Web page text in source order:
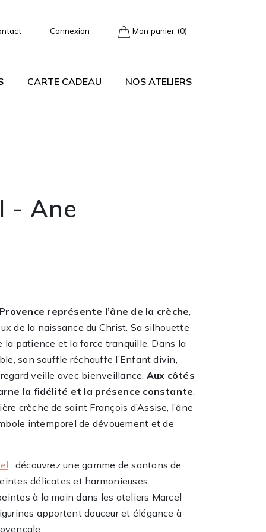
Connexion Mon panier (0)
CARTE CADEAU NOS ATELIERS
- Ane
représente l’âne de la crèche,
de la naissance du Christ. Sa silhouette
la patience et la force tranquille. Dans la
son souffle réchauffe l’Enfant divin,
veille avec bienveillance. Aux côtés
la fidélité et la présence constante.
crèche de saint François d’Assise, l’âne
intemporel de dévouement et de
: découvrez une gamme de santons de
délicates et harmonieuses.
à la main dans les ateliers Marcel
apportent douceur et élégance à